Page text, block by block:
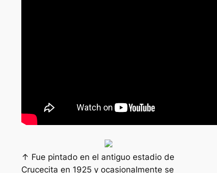
↑ Fue pintado en el antiguo estadio de
Crucecita en 1925 y ocasionalmente se